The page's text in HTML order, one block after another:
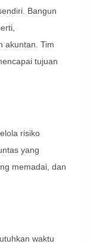
Bangun
akuntan. Tim
tujuan
risiko
yang
memadai, dan
waktu